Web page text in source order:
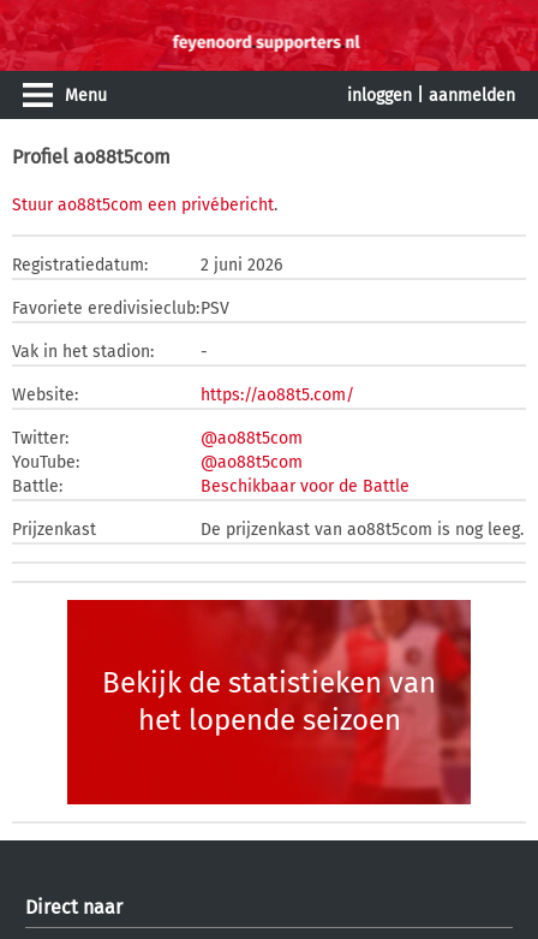
Menu inloggen aanmelden
Profiel ao88t5com
Stuur ao88t5com een privébericht.
Registratiedatum: 2 juni 2026
Favoriete eredivisieclub:PSV
Vak in het stadion: -
Website: https://ao88t5.com/
Twitter:
@ao88t5com
YouTube:
@ao88t5com
Battle:
Beschikbaar voor de Battle
Prijzenkast De prijzenkast van ao88t5com is nog leeg.
Bekijk de statistieken van
het lopende seizoen
Direct naar